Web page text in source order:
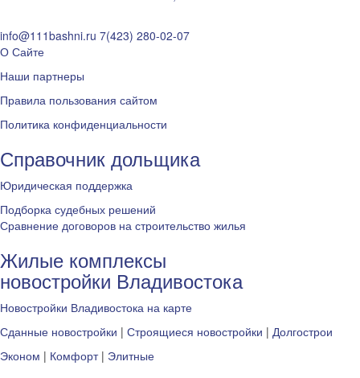
info@111bashni.ru 7(423) 280-02-07
О Сайте
Наши партнеры
Правила пользования сайтом
Политика конфиденциальности
Справочник дольщика
Юридическая поддержка
Подборка судебных решений
Сравнение договоров на строительство жилья
Жилые комплексы
новостройки Владивостока
Новостройки Владивостока на карте
Сданные новостройки | Строящиеся новостройки | Долгострои
Эконом | Комфорт| Элитные